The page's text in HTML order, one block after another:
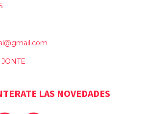
JONTE
LAS NOVEDADES